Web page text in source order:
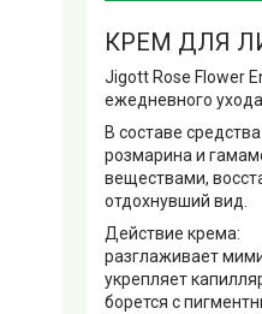
КРЕМ ДЛЯ
Jigott Rose Flower
ежедневного
В составе
розмарина и
веществами,
отдохнувший вид.
Действие крема:
разглаживает
укрепляет
борется с